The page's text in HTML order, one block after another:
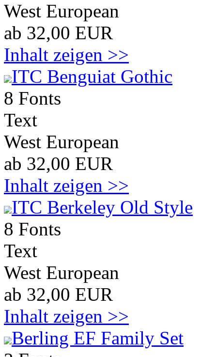
West European
ab 32,00 EUR
Inhalt zeigen >>
ITC Benguiat Gothic
8 Fonts
Text
West European
ab 32,00 EUR
Inhalt zeigen >>
ITC Berkeley Old Style
8 Fonts
Text
West European
ab 32,00 EUR
Inhalt zeigen >>
Berling EF Family Set